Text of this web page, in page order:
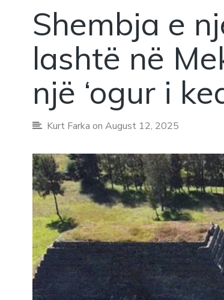
Shembja e
lashtë në
një ‘ogur i
Kurt Farka on August 12, 2025